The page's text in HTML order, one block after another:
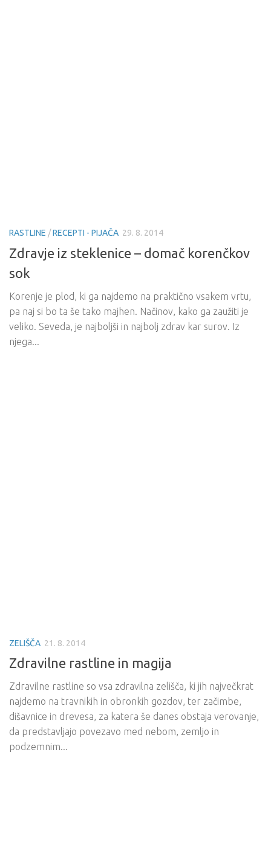
RASTLINE /RECEPTI - PIJAČA 29. 8. 2014
Zdravje iz steklenice – domač korenčkov
sok
Korenje je plod, ki ga najdemo na praktično vsakem vrtu,
pa naj si bo ta še tako majhen. Načinov, kako ga zaužiti je
veliko. Seveda, je najboljši in najbolj zdrav kar surov. Iz
njega...
ZELIŠČA 21. 8. 2014
Zdravilne rastline in magija
Zdravilne rastline so vsa zdravilna zelišča, ki jih največkrat
najdemo na travnikih in obronkih gozdov, ter začimbe,
dišavnice in drevesa, za katera še danes obstaja verovanje,
da predstavljajo povezavo med nebom, zemljo in
podzemnim...